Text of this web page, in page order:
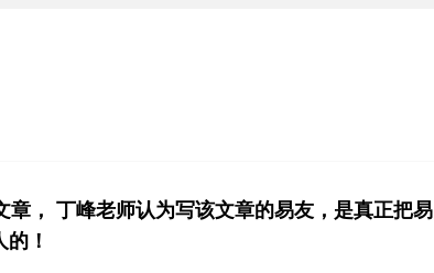
， 丁峰老师认为写该文章的易友，是真正把易
的！